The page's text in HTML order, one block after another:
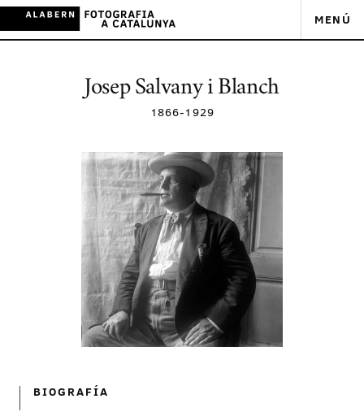
MENÚ
Josep Salvany i Blanch
1866-1929
BIOGRAFÍ­A